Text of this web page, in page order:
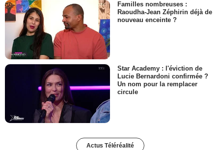
Familles nombreuses :
Raoudha-Jean Zéphirin déjà de
nouveau enceinte ?
Star Academy : l'éviction de
Lucie Bernardoni confirmée ?
Un nom pour la remplacer
circule
Actus Téléréalité